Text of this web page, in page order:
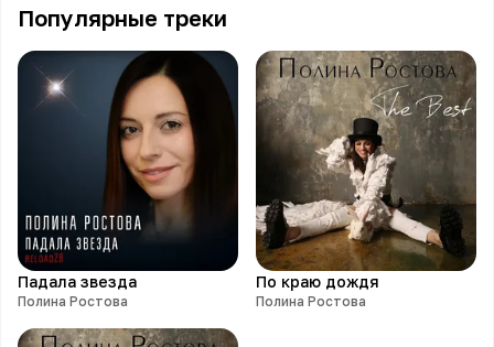
Популярные треки
Падала звезда
Полина Ростова
По краю дождя
Полина Ростова